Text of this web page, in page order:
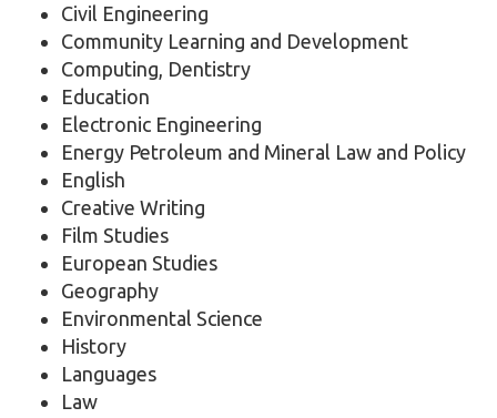
Civil Engineering
Community Learning and Development
Computing, Dentistry
Education
Electronic Engineering
Energy Petroleum and Mineral Law and Policy
English
Creative Writing
Film Studies
European Studies
Geography
Environmental Science
History
Languages
Law